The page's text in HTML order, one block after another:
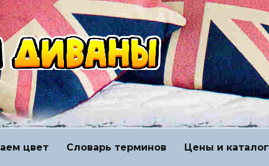
цвет Словарь терминов Цены и каталог